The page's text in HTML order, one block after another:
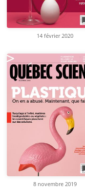
14 février 2020
8 novembre 2019